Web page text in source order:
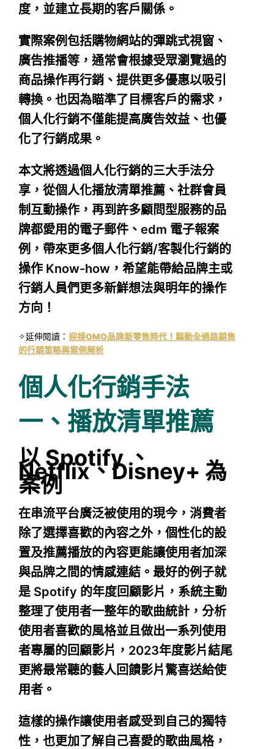
度，並建立長期的客戶關係。
實際案例包括購物網站的彈跳式視窗、
廣告推播等，通常會根據受眾瀏覽過的
商品操作再行銷、提供更多優惠以吸引
轉換。也因為瞄準了目標客戶的需求，
個人化行銷不僅能提高廣告效益、也優
化了行銷成果。
本文將透過個人化行銷的三大手法分
享，從個人化播放清單推薦、社群會員
制互動操作，再到許多顧問型服務的品
牌都愛用的電子郵件、edm 電子報案
例，帶來更多個人化行銷/客製化行銷的
操作 Know-how，希望能帶給品牌主或
行銷人員們更多新鮮想法與明年的操作
方向！
✧延伸閱讀： 迎接OMO品牌新零售時代！驅動全通路銷售
的行銷策略與案例解析
個人化行銷手法
一、播放清單推薦
以 Spotify 、
Netflix、Disney+ 為
案例
在串流平台廣泛被使用的現今，消費者
除了選擇喜歡的內容之外，個性化的設
置及推薦播放的內容更能讓使用者加深
與品牌之間的情感連結。最好的例子就
是 Spotify 的年度回顧影片，系統主動
整理了使用者一整年的歌曲統計，分析
使用者喜歡的風格並且做出一系列使用
者專屬的回顧影片，2023年度影片結尾
更將最常聽的藝人回饋影片驚喜送給使
用者。
這樣的操作讓使用者感受到自己的獨特
性，也更加了解自己喜愛的歌曲風格，